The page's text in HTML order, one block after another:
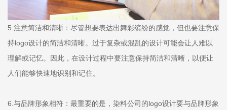
5.注意简洁和清晰：尽管想要表达出舞彩缤纷的感觉，但也要注意保
持logo设计的简洁和清晰。过于复杂或混乱的设计可能会让人难以
理解或记忆。因此，在设计过程中要注意保持简洁和清晰，以便让
人们能够快速地识别和记住。
6.与品牌形象相符：最重要的是，染料公司的logo设计要与品牌形象